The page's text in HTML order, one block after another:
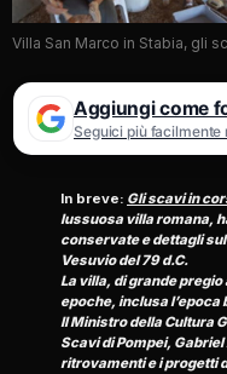
Villa San Marco in Stabia, gli
Aggiungi come
Seguici più
In breve: Gli scavi in
lussuosa villa romana,
conservate e dettagli
Vesuvio del 79 d.C.
La villa, di grande
epoche, inclusa
Il Ministro della Cultura
Scavi di Pompei,
ritrovamenti e i progetti